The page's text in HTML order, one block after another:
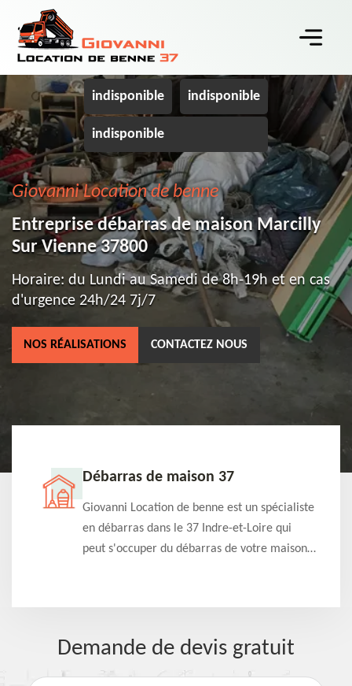
indisponible indisponible
indisponible
Giovanni Location de benne
Entreprise débarras de maison Marcilly
Sur Vienne 37800
Horaire: du Lundi au Samedi de 8h-19h et en cas
d'urgence 24h/24 7j/7
NOS RÉALISATIONS CONTACTEZ NOUS
Débarras de maison 37
Giovanni Location de benne est un spécialiste
en débarras dans le 37 Indre-et-Loire qui
peut s'occuper du débarras de votre maison
Demande de devis gratuit